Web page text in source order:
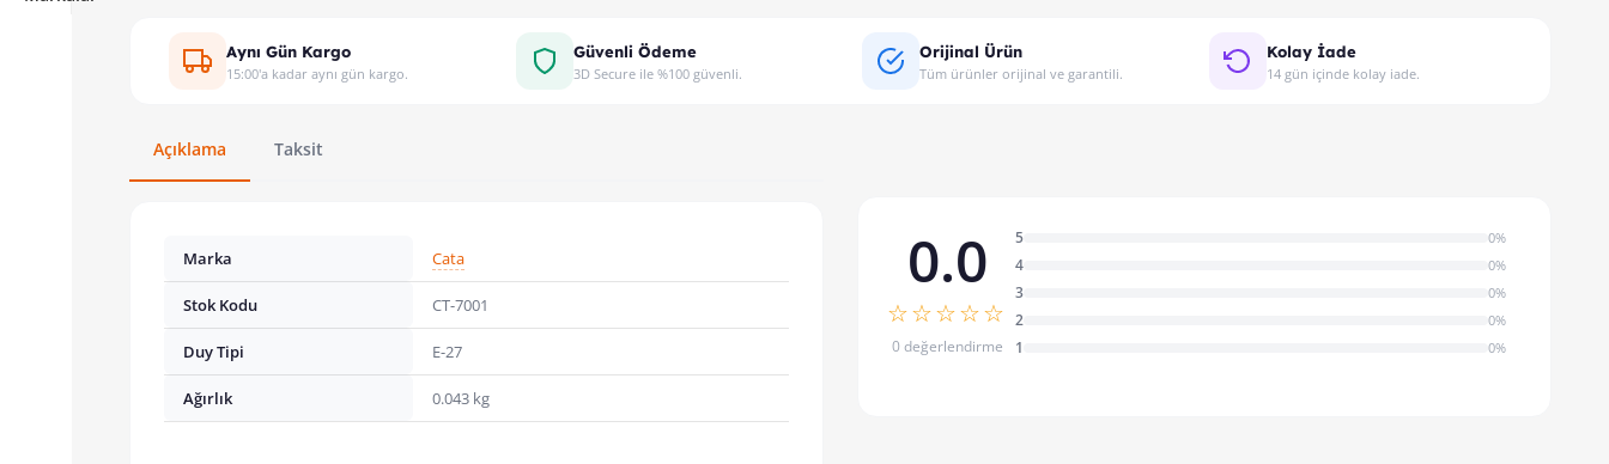
Aynı Gün Kargo
15:00'a kadar aynı gün kargo.
Güvenli Ödeme
3D Secure ile %100 güvenli.
Orijinal Ürün
Tüm ürünler orijinal ve garantili.
Kolay İade
14 gün içinde kolay iade.
Açıklama Taksit
Marka Cata
Stok Kodu CT-7001
Duy Tipi E-27
Ağırlık 0.043 kg
0.0
☆☆☆☆☆
0 değerlendirme
5 0%
4 0%
3 0%
2 0%
1 0%